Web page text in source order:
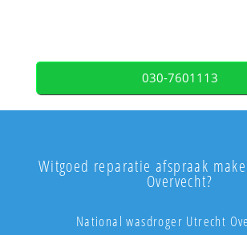
030-7601113
Witgoed reparatie afspraak
Overvecht?
National wasdroger Utrecht